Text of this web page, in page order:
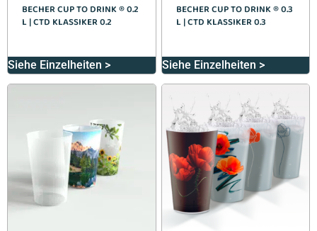
BECHER CUP TO DRINK ® 0.2
L | CTD KLASSIKER 0.2
Siehe Einzelheiten >
BECHER CUP TO DRINK ® 0.3
L | CTD KLASSIKER 0.3
Siehe Einzelheiten >